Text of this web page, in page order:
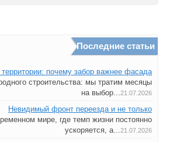
Последние статьи
почему забор важнее фасада
строительства: мы тратим месяцы
на выбор...
21.07.2026
Невидимый фронт переезда и не только
мире, где темп жизни постоянно
ускоряется, а...
21.07.2026